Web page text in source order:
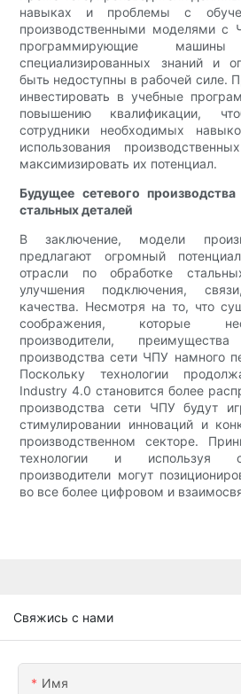
навыках и проблемы с
производственными моделями с
программирующие
специализированных знаний и
быть недоступны в рабочей силе.
инвестировать в учебные
повышению квалификации,
сотрудники необходимых
использования
максимизировать их потенциал.
Будущее сетевого
стальных деталей
В заключение, модели
предлагают огромный
отрасли по обработке
улучшения подключения,
качества. Несмотря на то, что
соображения, которые
производители,
производства сети ЧПУ намного
Поскольку технологии
Industry 4.0 становится более
производства сети ЧПУ будут
стимулировании инноваций и
производственном секторе.
технологии и используя
производители могут
во все более цифровом и
Свяжись с нами
Имя